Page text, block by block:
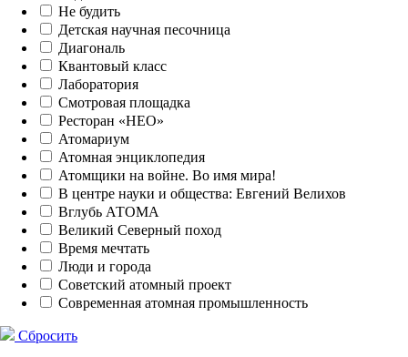
Не будить
Детская научная песочница
Диагональ
Квантовый класс
Лаборатория
Смотровая площадка
Ресторан «НЕО»
Атомариум
Атомная энциклопедия
Атомщики на войне. Во имя мира!
В центре науки и общества: Евгений Велихов
Вглубь АТОМА
Великий Северный поход
Время мечтать
Люди и города
Советский атомный проект
Современная атомная промышленность
Сбросить